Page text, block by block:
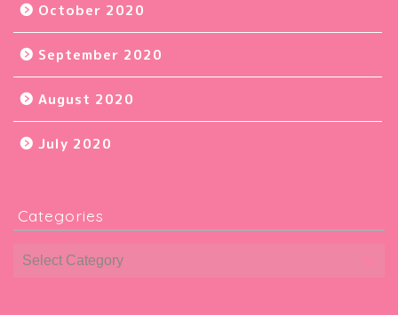
October 2020
September 2020
August 2020
July 2020
Categories